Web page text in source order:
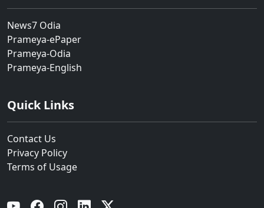
News7 Odia
Prameya-ePaper
Prameya-Odia
Prameya-English
Quick Links
Contact Us
Privacy Policy
Terms of Usage
YouTube Facebook Instagram Linkedin